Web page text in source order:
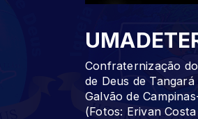
Confraternização
de Deus de
Galvão de
(Fotos: Erivan